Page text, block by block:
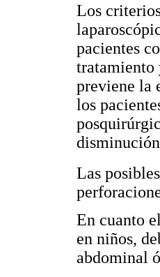
Los
pacientes
tratamiento
previene la
los
Las
En cuanto
en niños,
abdominal